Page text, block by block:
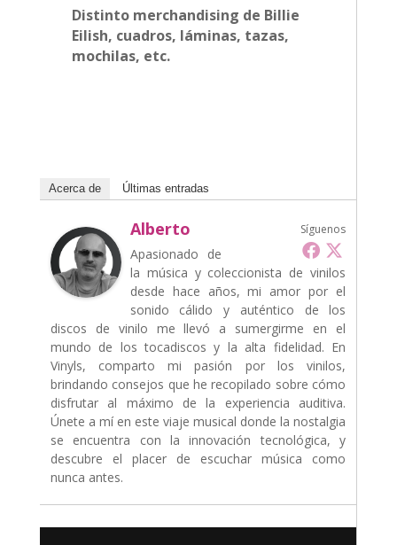
Distinto merchandising de Billie
Eilish, cuadros, láminas, tazas,
mochilas, etc.
Acerca de Últimas entradas
Síguenos
Alberto
Apasionado de
la música y coleccionista de vinilos
desde hace años, mi amor por el
sonido cálido y auténtico de los
discos de vinilo me llevó a sumergirme en el
mundo de los tocadiscos y la alta fidelidad. En
Vinyls, comparto mi pasión por los vinilos,
brindando consejos que he recopilado sobre cómo
disfrutar al máximo de la experiencia auditiva.
Únete a mí en este viaje musical donde la nostalgia
se encuentra con la innovación tecnológica, y
descubre el placer de escuchar música como
nunca antes.